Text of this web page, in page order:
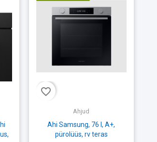
favorite_border
Ahjud
Ahi Samsung, 76 l, A+,
pürolüüs, rv teras